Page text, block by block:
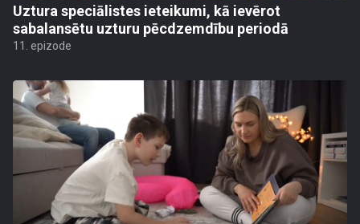
Uztura speciālistes ieteikumi, kā ievērot
sabalansētu uzturu pēcdzemdību periodā
11. epizode